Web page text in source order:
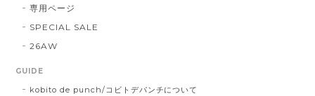
専用ページ
SPECIAL SALE
26AW
GUIDE
kobito de punch/コビトデパンチについて